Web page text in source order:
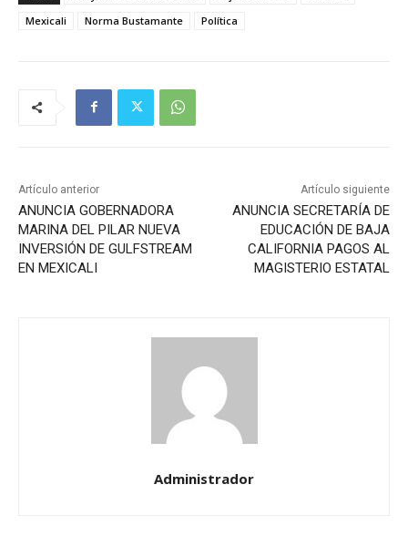
Mexicali
Norma Bustamante Política
Artículo anterior
ANUNCIA GOBERNADORA
MARINA DEL PILAR NUEVA
INVERSIÓN DE GULFSTREAM
EN MEXICALI
Artículo siguiente
ANUNCIA SECRETARÍA DE
EDUCACIÓN DE BAJA
CALIFORNIA PAGOS AL
MAGISTERIO ESTATAL
Administrador